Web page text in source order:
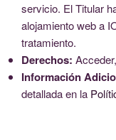
servicio. El Titular
alojamiento web a
tratamiento.
Derechos:
Información
detallada en la